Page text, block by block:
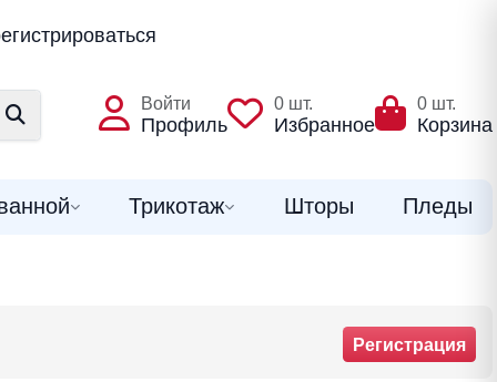
Войти
Профиль
0 шт.
Избранное
0 шт.
Корзина
Трикотаж Шторы Пледы
Регистрация